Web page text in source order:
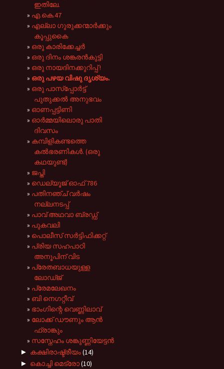
ഇതിലേ.
എ.കെ.47
എല്ലാ ഗുരുക്കന്മാർക്കും
കൂപ്പുകൈ
ഒരു കാരിക്കേച്ചര്‍
ഒരു ദിനം ശങ്കരൻകുട്ടി
ഒരു നായദിനക്കുറിപ്പ് !
ഒരു പഴയ വിഷു ദൃശ്യം.
ഒരു പാസ്‌പ്പോർട്ട്
പുതുക്കൽ അനുഭവം
ഓണപ്പട്ടിണി
ഓർമ്മയിലൊരു പാതി
ദിവസം
കമ്പിളികണ്ടത്തെ
കൽഭരണികൾ. (ഒരു
കഥയുണ്ട്)
ജപ്തി
ഡെല്യൂജ്‌ ഓഫ്‌ 786
പതിനഞ്ച് വര്‍ഷം
നല്ലനടപ്പ്
പാവ് അഥവാ ബ്രഡ്ഡ്
പുകവലി
പൊലീസ് സര്‍ട്ടിഫിക്കറ്റ്
പ്രിയ സഹപാഠി
അനൂപിന് വിട
പ്രേതബാധയുള്ള
ലോഡ്ജ്‌
പ്രേമലേഖനം
ബി നെഗറ്റീവ്
ഭാംഗിന്റെ വെണ്ണിലാവ്
ലോക്ക് ഡൗണും ആൻ
ഫ്രാങ്കും
സസ്നേഹം ശങ്കുണ്ണിയേട്ടൻ
► കക്ഷിരാഷ്ട്രീയം(14)
► കൊച്ചി മെട്രോ(10)